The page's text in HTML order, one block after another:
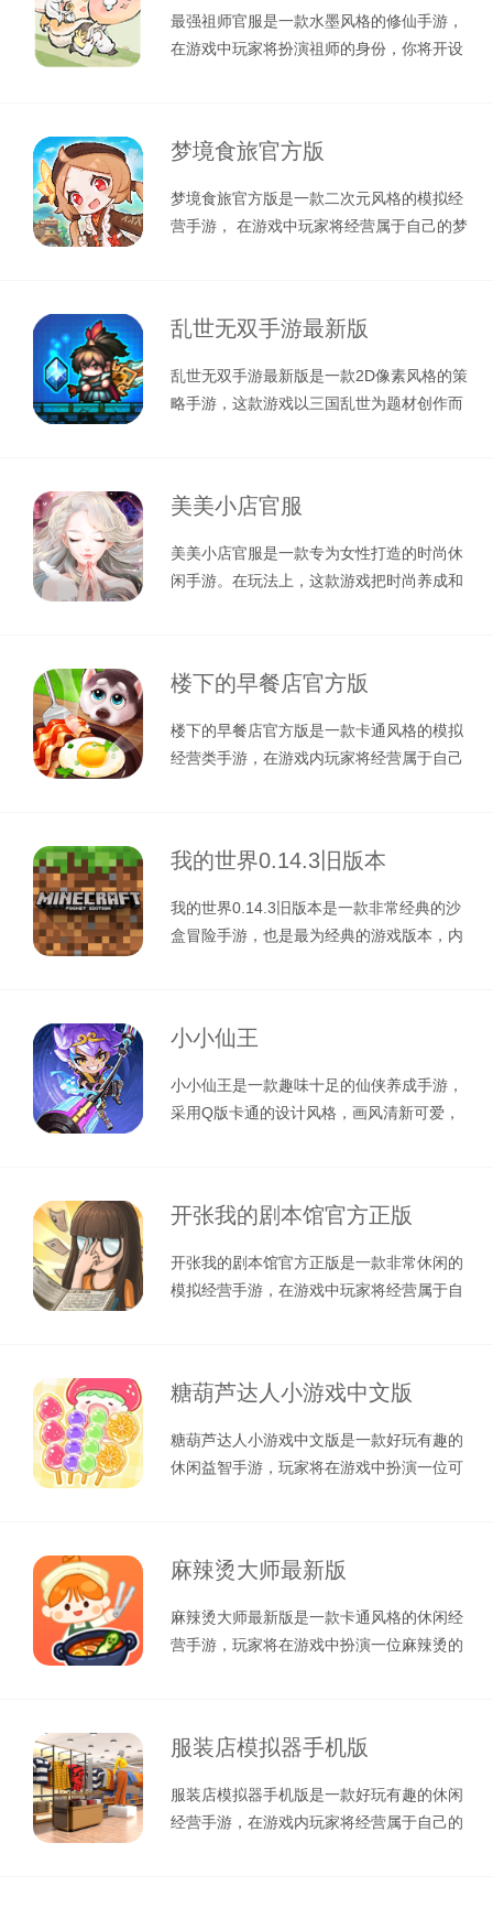
最强祖师官服是一款水墨风格的修仙手游，
在游戏中玩家将扮演祖师的身份，你将开设
梦境食旅官方版
梦境食旅官方版是一款二次元风格的模拟经
营手游， 在游戏中玩家将经营属于自己的梦
乱世无双手游最新版
乱世无双手游最新版是一款2D像素风格的策
略手游，这款游戏以三国乱世为题材创作而
美美小店官服
美美小店官服是一款专为女性打造的时尚休
闲手游。在玩法上，这款游戏把时尚养成和
楼下的早餐店官方版
楼下的早餐店官方版是一款卡通风格的模拟
经营类手游，在游戏内玩家将经营属于自己
我的世界0.14.3旧版本
我的世界0.14.3旧版本是一款非常经典的沙
盒冒险手游，也是最为经典的游戏版本，内
小小仙王
小小仙王是一款趣味十足的仙侠养成手游，
采用Q版卡通的设计风格，画风清新可爱，
开张我的剧本馆官方正版
开张我的剧本馆官方正版是一款非常休闲的
模拟经营手游，在游戏中玩家将经营属于自
糖葫芦达人小游戏中文版
糖葫芦达人小游戏中文版是一款好玩有趣的
休闲益智手游，玩家将在游戏中扮演一位可
麻辣烫大师最新版
麻辣烫大师最新版是一款卡通风格的休闲经
营手游，玩家将在游戏中扮演一位麻辣烫的
服装店模拟器手机版
服装店模拟器手机版是一款好玩有趣的休闲
经营手游，在游戏内玩家将经营属于自己的